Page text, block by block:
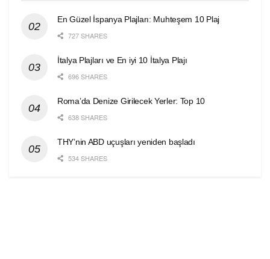
En Güzel İspanya Plajları: Muhteşem 10 Plaj
727 SHARES
İtalya Plajları ve En iyi 10 İtalya Plajı
696 SHARES
Roma’da Denize Girilecek Yerler: Top 10
638 SHARES
THY’nin ABD uçuşları yeniden başladı
534 SHARES